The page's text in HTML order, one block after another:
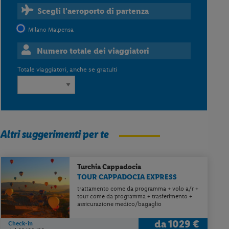
Scegli l'aeroporto di partenza
Milano Malpensa
Numero totale dei viaggiatori
Totale viaggiatori, anche se gratuiti
Altri suggerimenti per te
TurchiaCappadocia
TOUR CAPPADOCIA EXPRESS
trattamento come da programma + volo a/r +
tour come da programma + trasferimento +
assicurazione medico/bagaglio
Check-in
da1029 €